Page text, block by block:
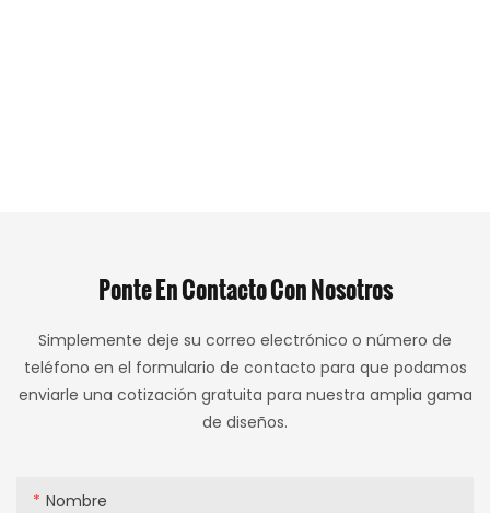
Ponte En Contacto Con Nosotros
Simplemente deje su correo electrónico o número de
teléfono en el formulario de contacto para que podamos
enviarle una cotización gratuita para nuestra amplia gama
de diseños.
Nombre